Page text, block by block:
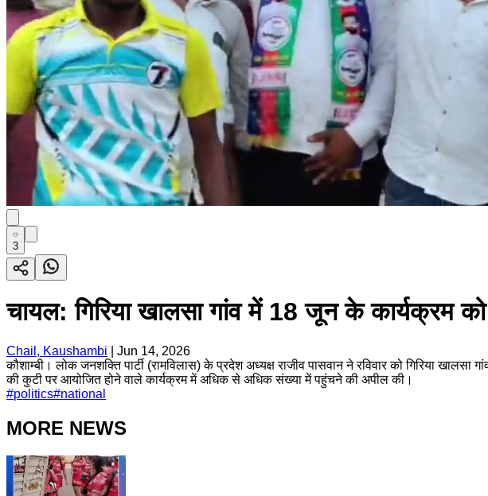
3
चायल: गिरिया खालसा गांव में 18 जून के कार्यक्रम
Chail, Kaushambi
Jun 14, 2026
कौशाम्बी। लोक जनशक्ति पार्टी (रामविलास) के प्रदेश अध्यक्ष राजीव पासवान ने रविवार को गिरिया
की कुटी पर आयोजित होने वाले कार्यक्रम में अधिक से अधिक संख्या में पहुंचने की अपील की।
#politics#national
MORE NEWS